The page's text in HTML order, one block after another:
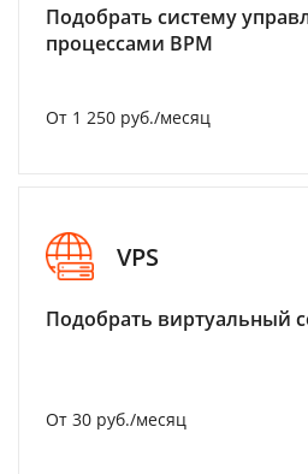
Подобрать систему
процессами BPM
От 1 250 руб./месяц
VPS
Подобрать виртуальный
От 30 руб./месяц